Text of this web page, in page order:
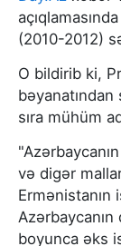
(2010-2012)
O bildirib ki,
sıra mühüm
və digər
Ermənistanın
boyunca əks